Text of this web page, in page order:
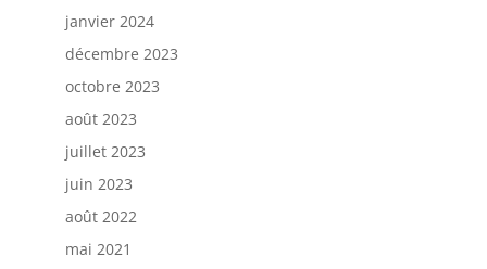
janvier 2024
décembre 2023
octobre 2023
août 2023
juillet 2023
juin 2023
août 2022
mai 2021